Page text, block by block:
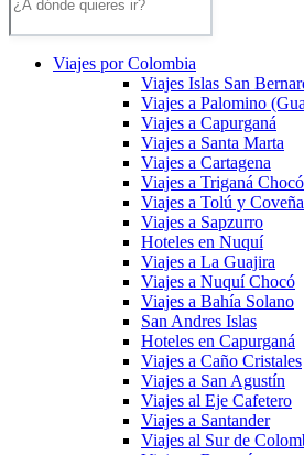
Viajes por Colombia
Viajes Islas San
Viajes a Palomino
Viajes a Capurganá
Viajes a Santa Marta
Viajes a Cartagena
Viajes a Triganá Chocó
Viajes a Tolú y
Viajes a Sapzurro
Hoteles en Nuquí
Viajes a La Guajira
Viajes a Nuquí Chocó
Viajes a Bahía Solano
San Andres Islas
Hoteles en Capurganá
Viajes a Caño Cristales
Viajes a San Agustín
Viajes al Eje Cafetero
Viajes a Santander
Viajes al Sur de